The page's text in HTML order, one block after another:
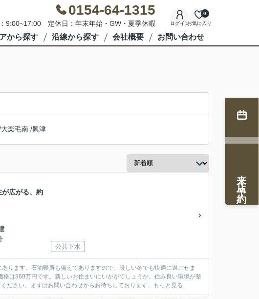
0154-64-1315
9:00~17:00 定休日：年末年始・GW・夏季休暇 ログインお気に入り
0
から探す 沿線から探す 会社概要 お問い合わせ
大楽毛南 /興津
が広がる、約
公共下水
ります。石油暖房も備えてありますので、厳しい冬でも快適に過ごせま
は360万円です。新しいお住まいにいかがでしょうか。住み良い環境が整
ださい。まずはお問い合わせからお待ちしております... もっと見る
来店予約